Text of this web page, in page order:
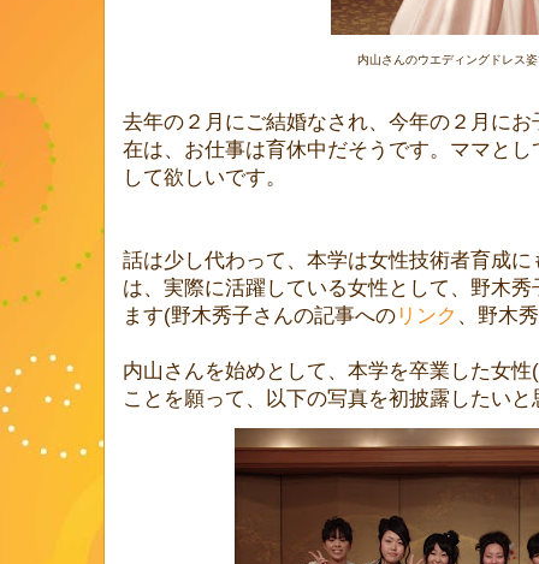
内山さんのウエディングドレス
去年の２月にご結婚なされ、今年の２月に
在は、お仕事は育休中だそうです。ママと
して欲しいです。
話は少し代わって、本学は女性技術者育成
は、実際に活躍している女性として、野木
ます(野木秀子さんの記事への リンク 、野木
内山さんを始めとして、本学を卒業した女
ことを願って、以下の写真を初披露したいと